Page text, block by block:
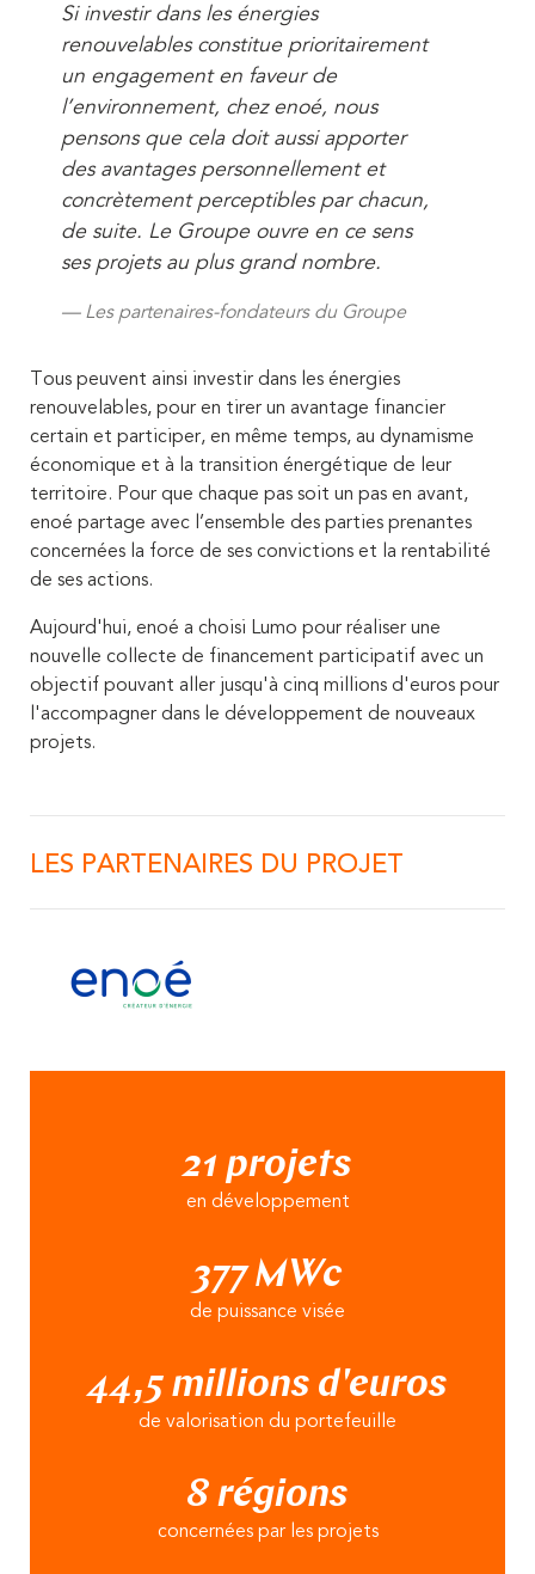
Si investir dans les énergies
renouvelables constitue prioritairement
un engagement en faveur de
l’environnement, chez enoé, nous
pensons que cela doit aussi apporter
des avantages personnellement et
concrètement perceptibles par chacun,
de suite. Le Groupe ouvre en ce sens
ses projets au plus grand nombre.
Les partenaires-fondateurs du Groupe
Tous peuvent ainsi investir dans les énergies
renouvelables, pour en tirer un avantage financier
certain et participer, en même temps, au dynamisme
économique et à la transition énergétique de leur
territoire. Pour que chaque pas soit un pas en avant,
enoé partage avec l’ensemble des parties prenantes
concernées la force de ses convictions et la rentabilité
de ses actions.
Aujourd'hui, enoé a choisi Lumo pour réaliser une
nouvelle collecte de financement participatif avec un
objectif pouvant aller jusqu'à cinq millions d'euros pour
l'accompagner dans le développement de nouveaux
projets.
LES PARTENAIRES DU PROJET
21 projets
en développement
377 MWc
de puissance visée
44,5 millions d'euros
de valorisation du portefeuille
8 régions
concernées par les projets